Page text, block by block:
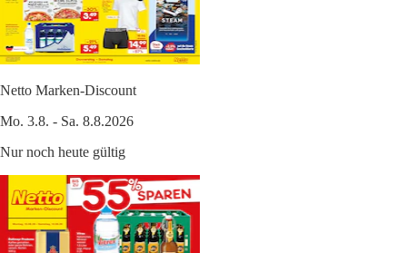
Netto Marken-Discount
Mo. 3.8. - Sa. 8.8.2026
Nur noch heute gültig